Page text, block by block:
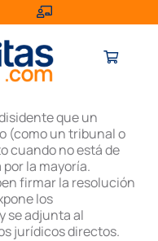
que un
(como un tribunal o
cuando no está de
la mayoría.
firmar la resolución
los
se adjunta al
jurídicos directos.